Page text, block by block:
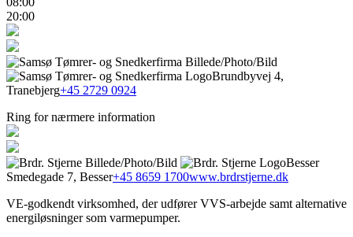
20:00
Brundbyvej 4,
Tranebjerg+45 2729 0924
Ring for nærmere information
Besser
Smedegade 7, Besser+45 8659 1700www.brdrstjerne.dk
VE-godkendt virksomhed, der udfører VVS-arbejde samt alternative
energiløsninger som varmepumper.